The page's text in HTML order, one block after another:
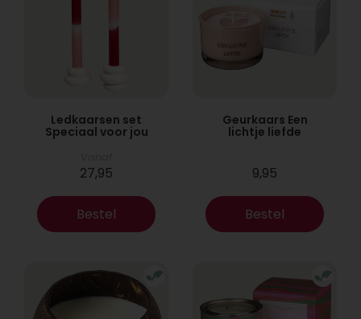
Ledkaarsen set
Speciaal voor jou
27,95
Bestel
Geurkaars Een
lichtje liefde
9,95
Bestel